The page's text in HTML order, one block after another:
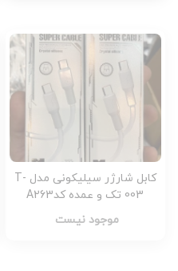
کابل شارژر سیلیکونی مدل T-
003 تک و عمده کدA263
موجود نیست